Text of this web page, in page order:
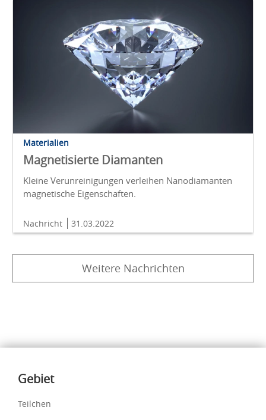
Materialien
Magnetisierte Diamanten
Kleine Verunreinigungen verleihen Nanodiamanten
magnetische Eigenschaften.
Nachricht 31.03.2022
Weitere Nachrichten
Inhalte
Gebiet
Teilchen